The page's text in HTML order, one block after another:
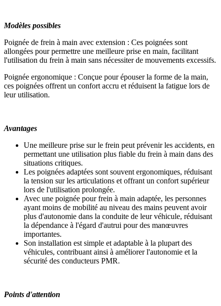
Modèles possibles
Poignée de frein à main avec extension : Ces poignées sont
allongées pour permettre une meilleure prise en main, facilitant
l'utilisation du frein à main sans nécessiter de mouvements excessifs.
Poignée ergonomique : Conçue pour épouser la forme de la main,
ces poignées offrent un confort accru et réduisent la fatigue lors de
leur utilisation.
Avantages
Une meilleure prise sur le frein peut prévenir les accidents, en
permettant une utilisation plus fiable du frein à main dans des
situations critiques.
Les poignées adaptées sont souvent ergonomiques, réduisant
la tension sur les articulations et offrant un confort supérieur
lors de l'utilisation prolongée.
Avec une poignée pour frein à main adaptée, les personnes
ayant moins de mobilité au niveau des mains peuvent avoir
plus d'autonomie dans la conduite de leur véhicule, réduisant
la dépendance à l'égard d'autrui pour des manœuvres
importantes.
Son installation est simple et adaptable à la plupart des
véhicules, contribuant ainsi à améliorer l'autonomie et la
sécurité des conducteurs PMR.
Points d'attention